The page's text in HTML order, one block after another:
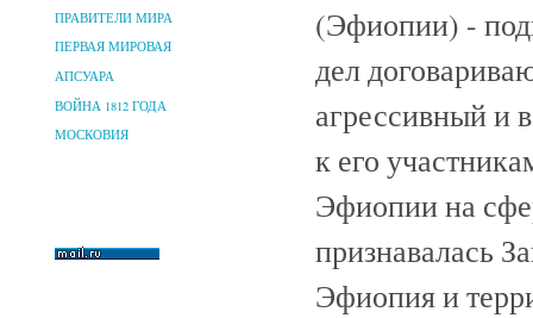
ПРАВИТЕЛИ МИРА
ПЕРВАЯ МИРОВАЯ
АПСУАРА
ВОЙНА 1812 ГОДА
МОСКОВИЯ
(Эфиопии) -
дел
агрессивный и
к его
Эфиопии на
признавалась
Эфиопия и